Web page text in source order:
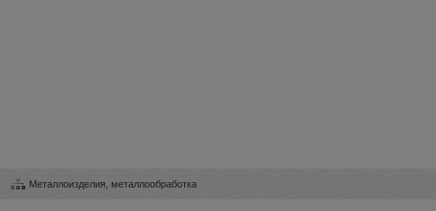
Металлоизделия, металлообработка